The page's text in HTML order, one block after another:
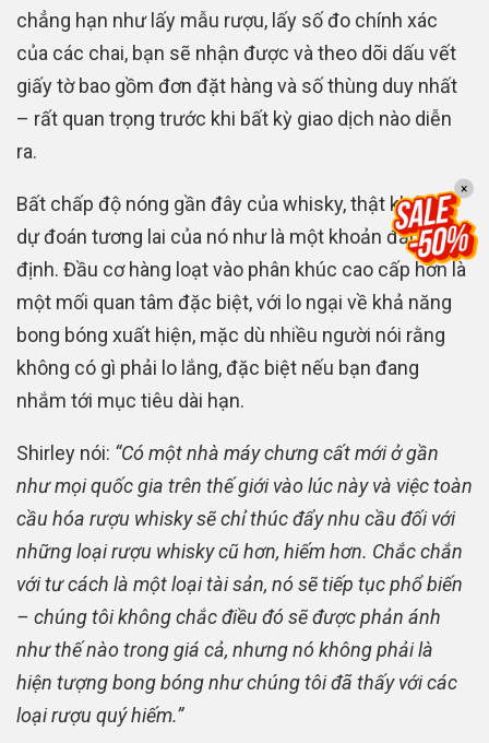
chẳng hạn như lấy mẫu rượu, lấy số đo chính xác
của các chai, bạn sẽ nhận được và theo dõi dấu vết
giấy tờ bao gồm đơn đặt hàng và số thùng duy nhất
– rất quan trọng trước khi bất kỳ giao dịch nào diễn
ra.
Bất chấp độ nóng gần đây của whisky, thật khó để
dự đoán tương lai của nó như là một khoản đầu tư ổn
định. Đầu cơ hàng loạt vào phân khúc cao cấp hơn là
một mối quan tâm đặc biệt, với lo ngại về khả năng
bong bóng xuất hiện, mặc dù nhiều người nói rằng
không có gì phải lo lắng, đặc biệt nếu bạn đang
nhắm tới mục tiêu dài hạn.
Shirley nói: “Có một nhà máy chưng cất mới ở gần
như mọi quốc gia trên thế giới vào lúc này và việc toàn
cầu hóa rượu whisky sẽ chỉ thúc đẩy nhu cầu đối với
những loại rượu whisky cũ hơn, hiếm hơn. Chắc chắn
với tư cách là một loại tài sản, nó sẽ tiếp tục phổ biến
– chúng tôi không chắc điều đó sẽ được phản ánh
như thế nào trong giá cả, nhưng nó không phải là
hiện tượng bong bóng như chúng tôi đã thấy với các
loại rượu quý hiếm.”
×